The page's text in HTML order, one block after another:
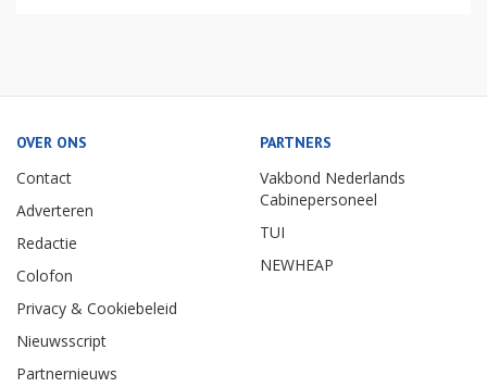
OVER ONS
Contact
Adverteren
Redactie
Colofon
Privacy & Cookiebeleid
Nieuwsscript
Partnernieuws
PARTNERS
Vakbond Nederlands
Cabinepersoneel
TUI
NEWHEAP